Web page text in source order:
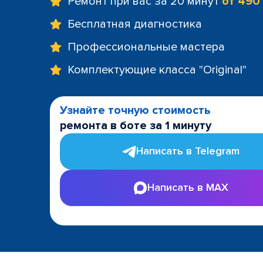
Бесплатная диагностика
Профессиональные мастера
Комплектующие класса "Original"
Узнайте точную стоимость
ремонта в боте за 1 минуту
Написать в Telegram
Написать в MAX